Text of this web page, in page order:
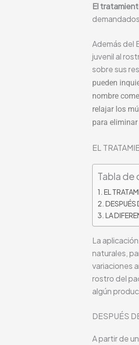
El
Además del
juvenil al
sobre sus
pueden
nombre
relajar los
para eliminar
EL
Tabla
EL
LA
La
naturales,
variaciones
rostro del
algún
DESPUÉS
A partir de